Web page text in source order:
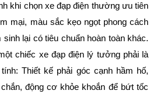
khi chọn xe đạp điện thường ưu tiên
mại, màu sắc kẹo ngọt phong cách
lại có tiêu chuẩn hoàn toàn khác.
chiếc xe đạp điện lý tưởng phải là
Thiết kế phải góc cạnh hầm hố,
động cơ khỏe khoắn để bứt tốc